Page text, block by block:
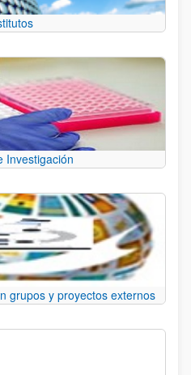
Investigación
grupos y proyectos externos